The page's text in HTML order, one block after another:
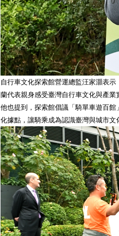
自行車文化探索館營運總監汪家灝表
蘭代表親身感受臺灣自行車文化與產
他也提到，探索館倡議「騎單車遊百
化據點，讓騎乘成為認識臺灣與城市文